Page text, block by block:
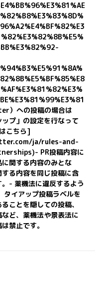
）への投稿の場合は
ップ」の設定を行なって
こちら]
ja/rules-and-
- PR投稿内容に
関する内容のみとな
る内容を同じ投稿に含
- 薬機法に違反するよう
タイアップ投稿ラベルを
ことを隠しての投稿、
ど、薬機法や景表法に
禁止です。